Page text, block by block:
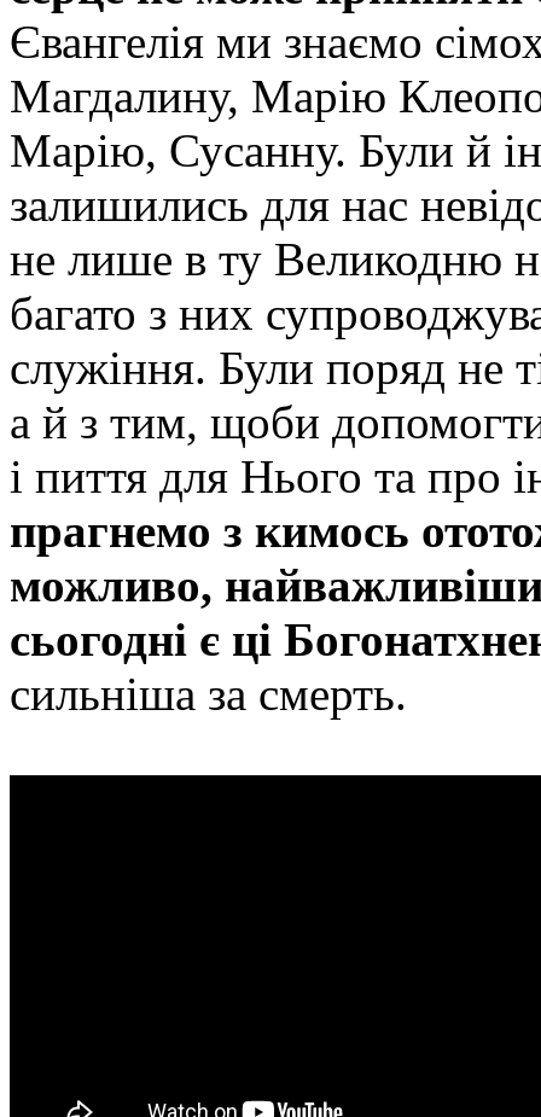
Євангелія ми знаємо
Магдалину, Марію
Марію, Сусанну. Були й
залишились для нас
не лише в ту Великодню
багато з них
служіння. Були поряд не
а й з тим, щоби
і пиття для Нього та про
прагнемо з кимось
можливо,
сьогодні є ці
сильніша за смерть.